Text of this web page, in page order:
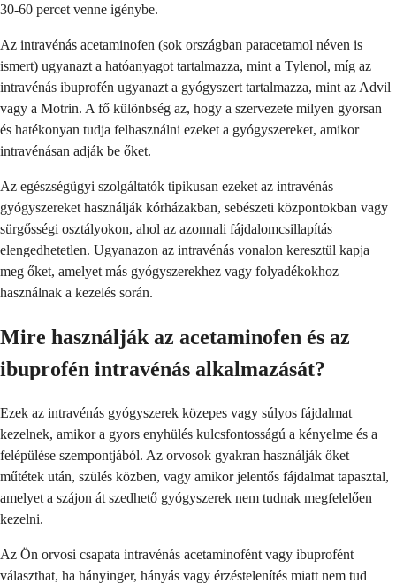
30-60 percet venne igénybe.
Az intravénás acetaminofen (sok országban paracetamol néven is
ismert) ugyanazt a hatóanyagot tartalmazza, mint a Tylenol, míg az
intravénás ibuprofén ugyanazt a gyógyszert tartalmazza, mint az Advil
vagy a Motrin. A fő különbség az, hogy a szervezete milyen gyorsan
és hatékonyan tudja felhasználni ezeket a gyógyszereket, amikor
intravénásan adják be őket.
Az egészségügyi szolgáltatók tipikusan ezeket az intravénás
gyógyszereket használják kórházakban, sebészeti központokban vagy
sürgősségi osztályokon, ahol az azonnali fájdalomcsillapítás
elengedhetetlen. Ugyanazon az intravénás vonalon keresztül kapja
meg őket, amelyet más gyógyszerekhez vagy folyadékokhoz
használnak a kezelés során.
Mire használják az acetaminofen és az
ibuprofén intravénás alkalmazását?
Ezek az intravénás gyógyszerek közepes vagy súlyos fájdalmat
kezelnek, amikor a gyors enyhülés kulcsfontosságú a kényelme és a
felépülése szempontjából. Az orvosok gyakran használják őket
műtétek után, szülés közben, vagy amikor jelentős fájdalmat tapasztal,
amelyet a szájon át szedhető gyógyszerek nem tudnak megfelelően
kezelni.
Az Ön orvosi csapata intravénás acetaminofént vagy ibuprofént
választhat, ha hányinger, hányás vagy érzéstelenítés miatt nem tud